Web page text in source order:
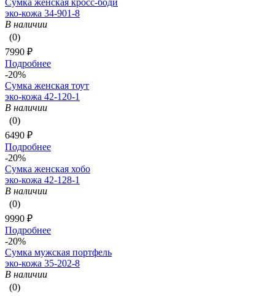
Сумка женская кросс-боди
эко-кожа 34-901-8
В наличии
(0)
7990 ₽
Подробнее
-20%
Сумка женская тоут
эко-кожа 42-120-1
В наличии
(0)
6490 ₽
Подробнее
-20%
Сумка женская хобо
эко-кожа 42-128-1
В наличии
(0)
9990 ₽
Подробнее
-20%
Сумка мужская портфель
эко-кожа 35-202-8
В наличии
(0)